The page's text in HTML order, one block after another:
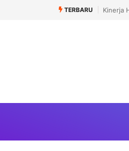
TERBARU Kinerja